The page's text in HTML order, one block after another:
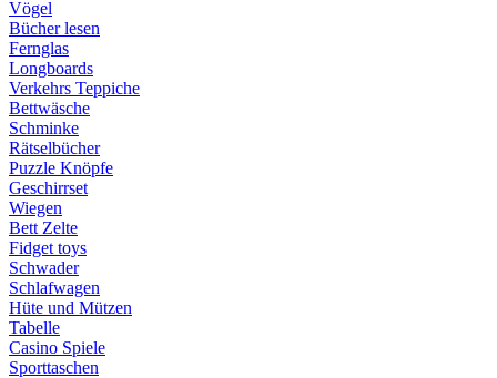
Vögel
Bücher lesen
Fernglas
Longboards
Verkehrs Teppiche
Bettwäsche
Schminke
Rätselbücher
Puzzle Knöpfe
Geschirrset
Wiegen
Bett Zelte
Fidget toys
Schwader
Schlafwagen
Hüte und Mützen
Tabelle
Casino Spiele
Sporttaschen